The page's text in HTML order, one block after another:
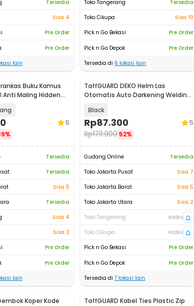
Tersedia
Sisa 4
Pre Order
Pre Order
lain
Toko Tangerang
Tersedia
Toko Cikupa
Sisa 10
Pick n Go Bekasi
Pre Order
Pick n Go Depok
Pre Order
Tersedia di 6 lokasi lain
Buku Kamus
Anti Maling Hidden
5
Tersedia
Tersedia
Sisa 5
Tersedia
Sisa 4
Sisa 2
Pre Order
Pre Order
lain
TaffGUARD DEKO Helm Las
Otomatis Auto Darkening Welding
Black
Rp87.300
Rp179.900 52%
5
Gudang Online
Tersedia
Toko Jakarta Pusat
Sisa 7
Toko Jakarta Barat
Sisa 5
Toko Jakarta Utara
Sisa 2
Toko Tangerang
Habis
Toko Cikupa
Habis
Pick n Go Bekasi
Pre Order
Pick n Go Depok
Pre Order
Tersedia di 7 lokasi lain
Koper Kode
TaffGUARD Kabel Ties Plastic Zip